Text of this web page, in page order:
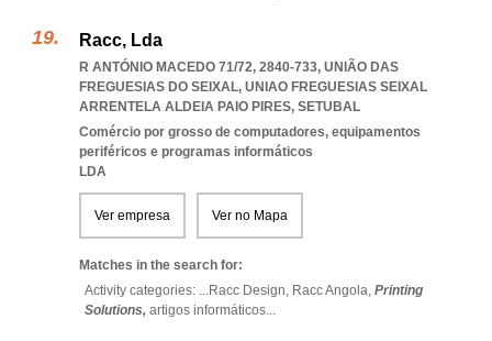
Racc, Lda
R ANTÓNIO MACEDO 71/72, 2840-733, UNIÃO DAS
FREGUESIAS DO SEIXAL, UNIAO FREGUESIAS SEIXAL
ARRENTELA ALDEIA PAIO PIRES, SETUBAL
Comércio por grosso de computadores, equipamentos
periféricos e programas informáticos
LDA
Ver empresa Ver no Mapa
Matches in the search for:
Activity categories: ...Racc Design, Racc Angola, Printing
Solutions, artigos informáticos...